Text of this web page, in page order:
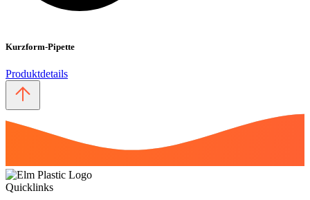
Kurzform-Pipette
Produktdetails
Quicklinks